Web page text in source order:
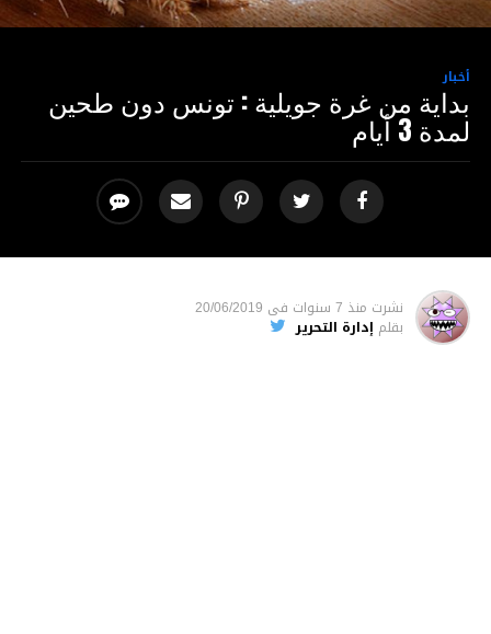
أخبار
بداية من غرة جويلية : تونس دون طحين
لمدة 3 أيام
نشرت منذ 7 سنوات فى 20/06/2019
بقلم إدارة التحرير